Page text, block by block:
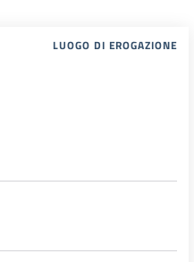
LUOGO DI EROGAZIONE